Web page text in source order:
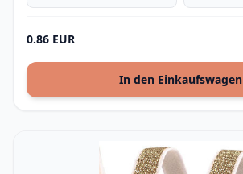
0.86 EUR
In den Einkaufswagen